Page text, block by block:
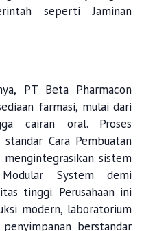
seperti Jaminan
PT Beta Pharmacon
farmasi, mulai dari
cairan oral. Proses
Cara Pembuatan
sistem
System demi
tinggi. Perusahaan ini
modern, laboratorium
berstandar